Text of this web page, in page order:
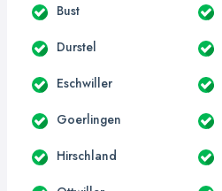
Bust
Durstel
Eschwiller
Goerlingen
Hirschland